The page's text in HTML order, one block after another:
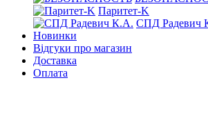
Паритет-K
СПД Радевич
Новинки
Відгуки про магазин
Доставка
Оплата